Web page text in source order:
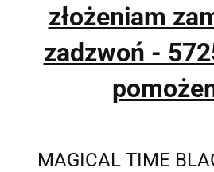
złożeniam
zadzwoń -
MAGICAL TIME